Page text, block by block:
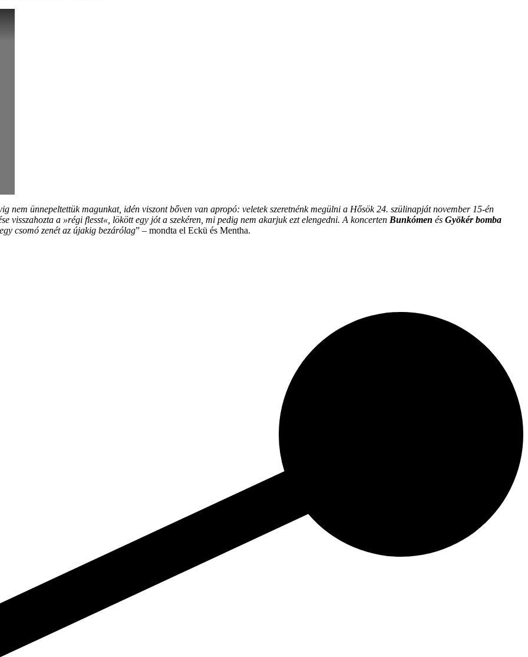
nem ünnepeltettük magunkat, idén viszont bőven van apropó: veletek szeretnénk megülni a Hősök 24. szülinapját november 15-én
visszahozta a »régi flesst«, lökött egy jót a szekéren, mi pedig nem akarjuk ezt elengedni. A koncerten Bunkómen és Gyökér bomba
csomó zenét az újakig bezárólag” – mondta el Eckü és Mentha.